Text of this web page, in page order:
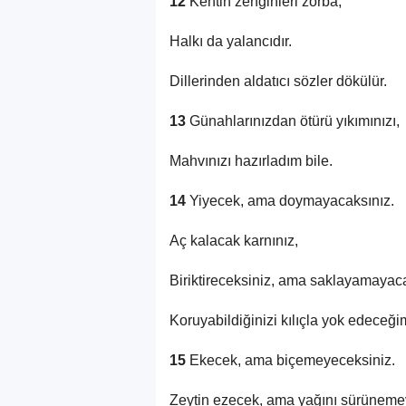
Halkı da yalancıdır.
Dillerinden aldatıcı sözler dökülür.
13 Günahlarınızdan ötürü yıkımınızı,
Mahvınızı hazırladım bile.
14 Yiyecek, ama doymayacaksınız.
Aç kalacak karnınız,
Biriktireceksiniz, ama
Koruyabildiğinizi kılıçla yok
15 Ekecek, ama biçemeyeceksiniz.
Zeytin ezecek, ama yağını